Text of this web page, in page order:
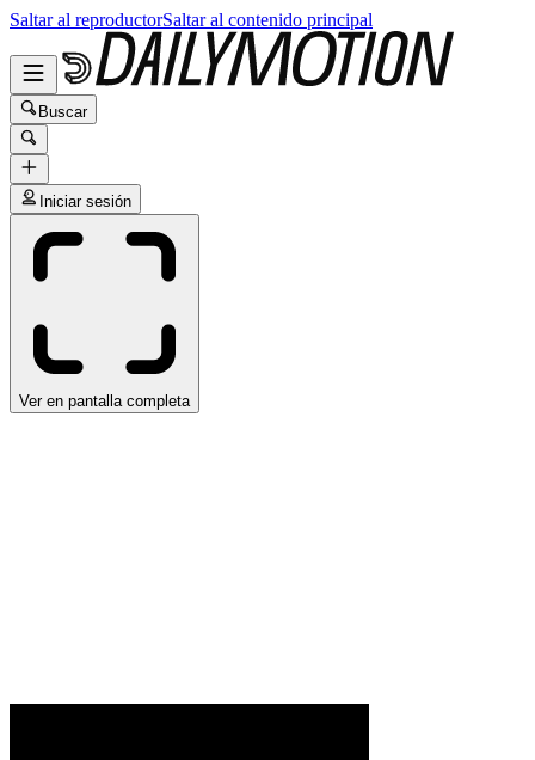
Saltar al reproductorSaltar al contenido principal
Buscar
Iniciar sesión
Ver en pantalla completa